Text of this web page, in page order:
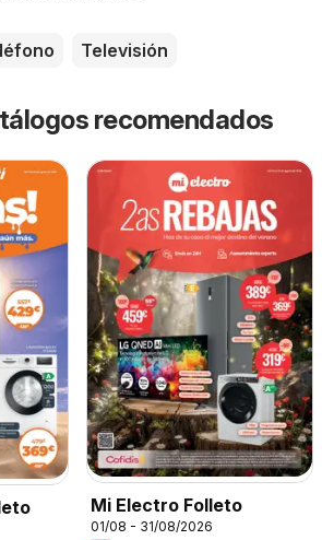
Televisión
recomendados
Mi Electro Folleto
01/08 - 31/08/2026